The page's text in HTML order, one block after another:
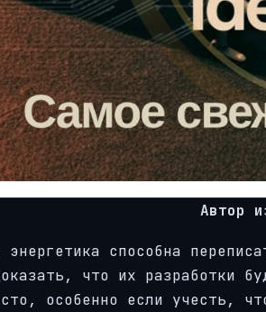
Автор
энергетика способна
что их разработки
особенно если учесть,